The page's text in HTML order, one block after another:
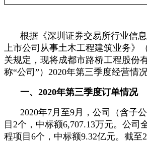
根据《深圳证券交易所行业信
上市公司从事土木工程建筑业务》
关规定，现将成都市路桥工程股份
称“公司”）2020年第三季度经营情
一、2020年第三季度订单情况
2020年7月至9月，公司（含子
目2个，中标额6,707.13万元。公司
程项目6个，中标额9.32亿元。截至